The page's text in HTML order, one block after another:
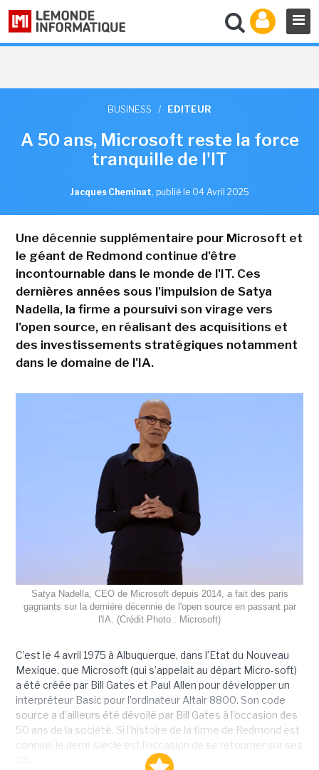
BUSINESS / EDITEUR
A 50 ans, Microsoft reste la force
tranquille de l'IT
Jacques Cheminat, publié le 04 Avril 2025
Une décennie supplémentaire pour Microsoft et
le géant de Redmond continue d'être
incontournable dans le monde de l'IT. Ces
dernières années sous l'impulsion de Satya
Nadella, la firme a poursuivi son virage vers
l'open source, en réalisant des acquisitions et
des investissements stratégiques notamment
dans le domaine de l'IA.
Satya Nadella, CEO de Microsoft depuis 2014, a fait des paris
gagnants sur la dernière décennie de l'open source en passant par
l'IA. (Crédit Photo : Microsoft)
C’est le 4 avril 1975 à Albuquerque, dans l’Etat du Nouveau
Mexique, que Microsoft (qui s’appelait au départ Micro-soft)
a été créée par Bill Gates et Paul Allen pour développer un
interpréteur Basic pour l’ordinateur Altair 8800. Son code
source a d’ailleurs été dévoilé par Bill Gates à l’occasion des
50 ans de la société. Si l’histoire de la firme de Redmond est
connue, le demi-siècle est l’occasion de se retourner sur ses